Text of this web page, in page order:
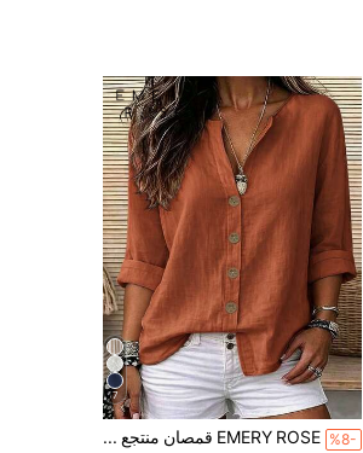
7
%8- EMERY ROSE قمصان منتجع كاجوال منسوجة مقاس كبير لفصلي الربيع والخريف